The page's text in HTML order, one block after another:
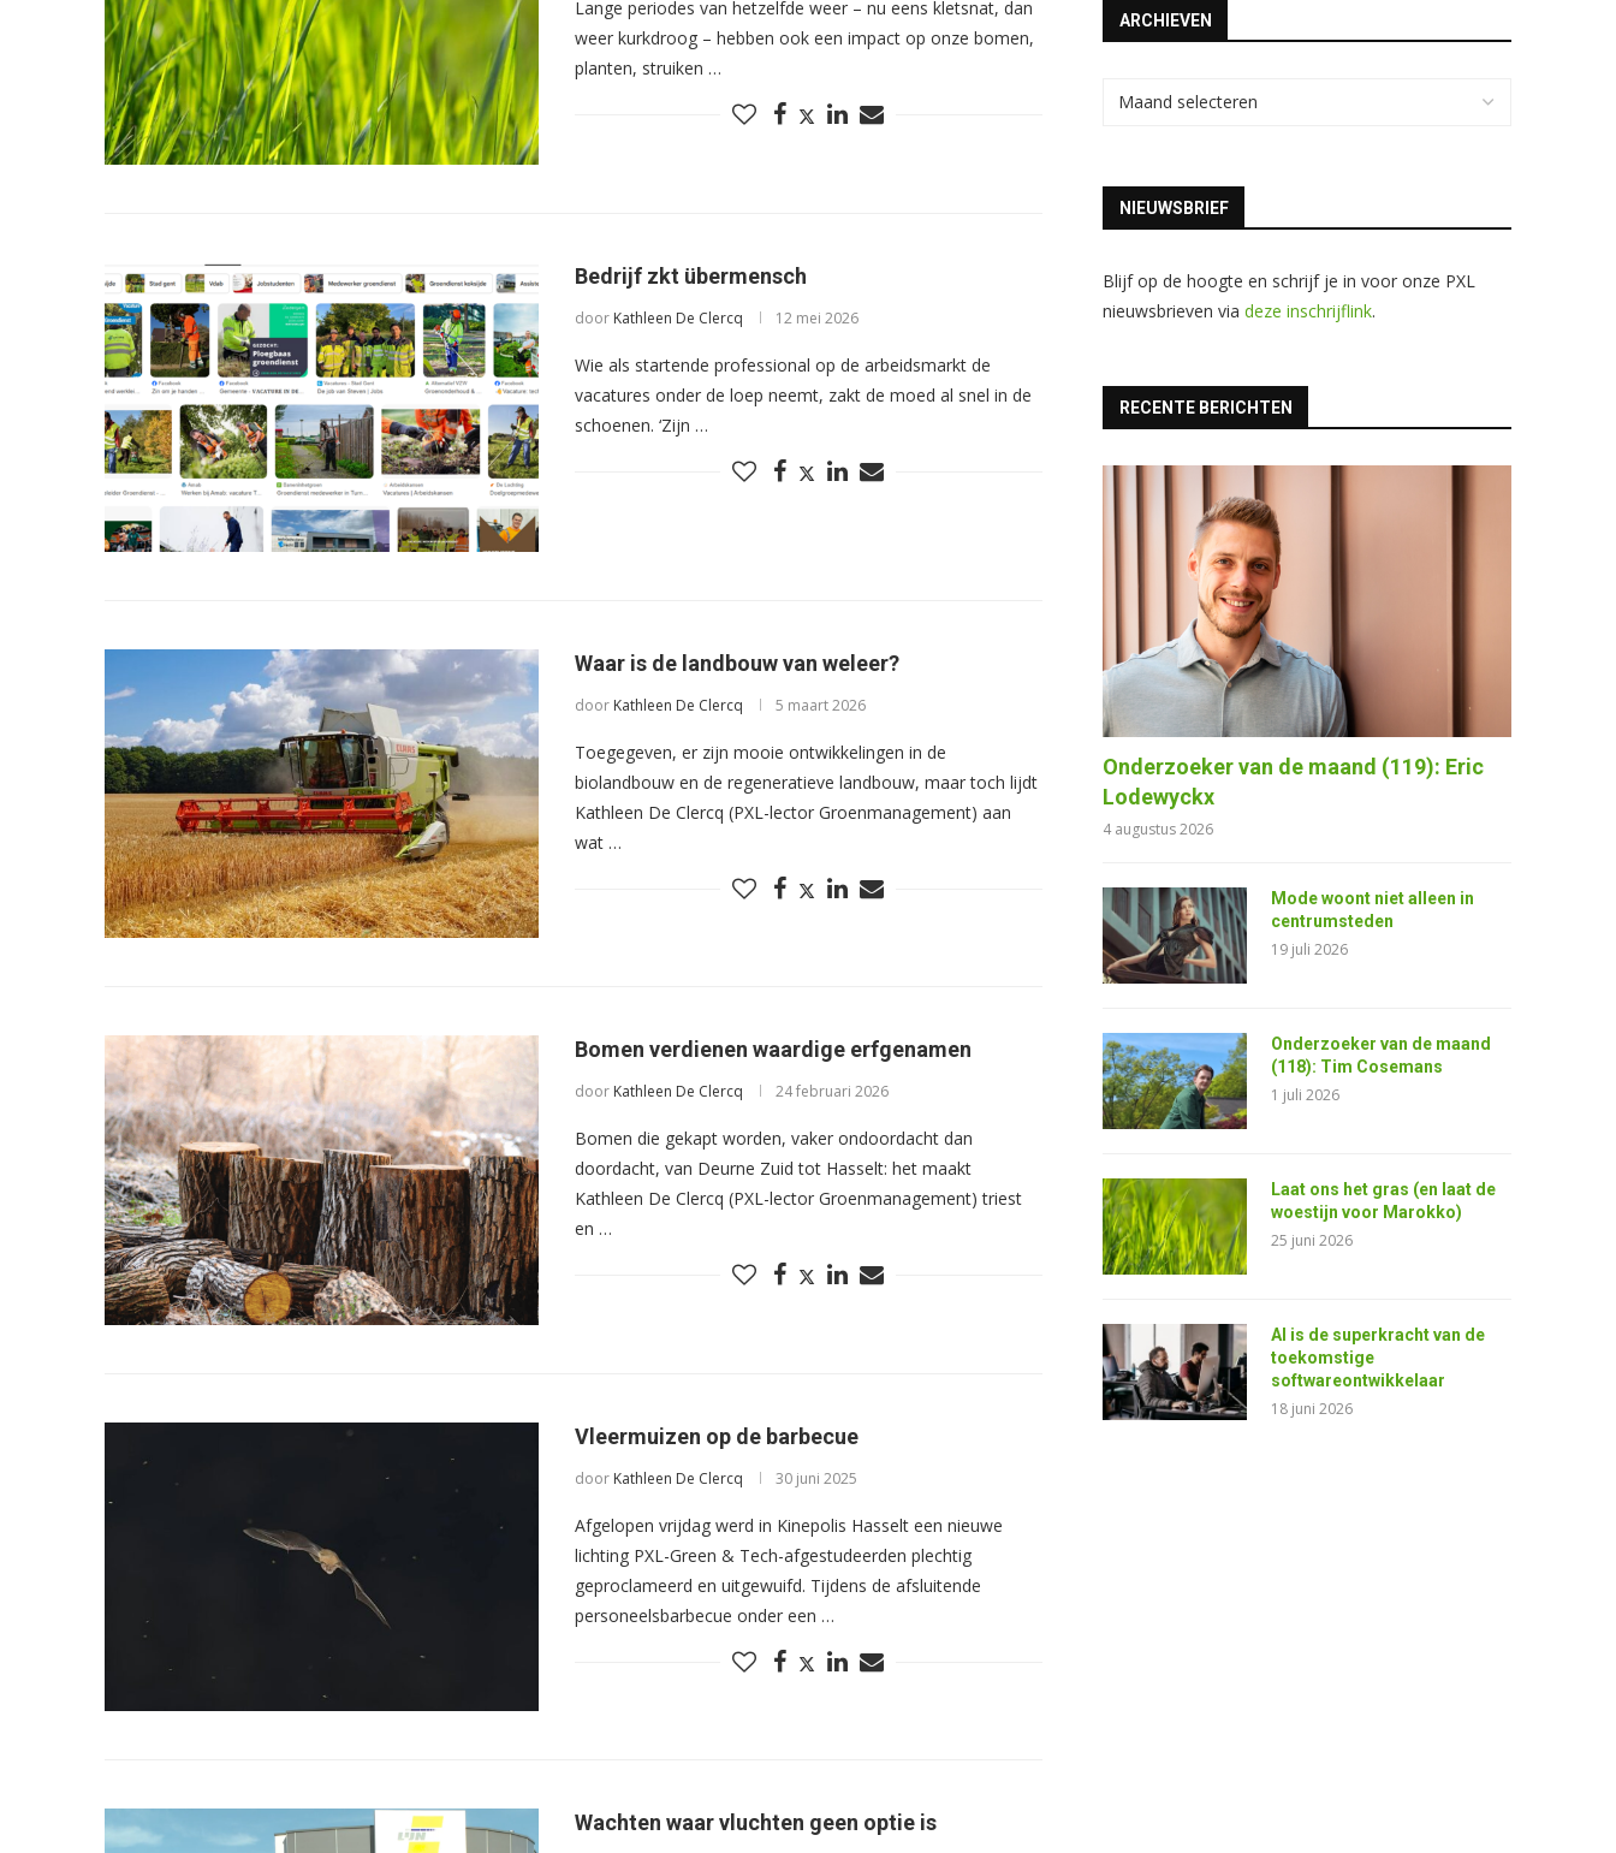
Lange periodes van hetzelfde weer – nu eens kletsnat, dan
weer kurkdroog – hebben ook een impact op onze bomen,
planten, struiken …
Bedrijf zkt übermensch
door Kathleen De Clercq 12 mei 2026
Wie als startende professional op de arbeidsmarkt de
vacatures onder de loep neemt, zakt de moed al snel in de
schoenen. ‘Zijn …
Waar is de landbouw van weleer?
door Kathleen De Clercq 5 maart 2026
Toegegeven, er zijn mooie ontwikkelingen in de
biolandbouw en de regeneratieve landbouw, maar toch lijdt
Kathleen De Clercq (PXL-lector Groenmanagement) aan
wat …
Bomen verdienen waardige erfgenamen
door Kathleen De Clercq 24 februari 2026
Bomen die gekapt worden, vaker ondoordacht dan
doordacht, van Deurne Zuid tot Hasselt: het maakt
Kathleen De Clercq (PXL-lector Groenmanagement) triest
en …
Vleermuizen op de barbecue
door Kathleen De Clercq 30 juni 2025
Afgelopen vrijdag werd in Kinepolis Hasselt een nieuwe
lichting PXL-Green & Tech-afgestudeerden plechtig
geproclameerd en uitgewuifd. Tijdens de afsluitende
personeelsbarbecue onder een …
Wachten waar vluchten geen optie is
ARCHIEVEN
NIEUWSBRIEF
Blijf op de hoogte en schrijf je in voor onze PXL
nieuwsbrieven via deze inschrijflink.
RECENTE BERICHTEN
Onderzoeker van de maand (119): Eric
Lodewyckx
4 augustus 2026
Mode woont niet alleen in
centrumsteden
19 juli 2026
Onderzoeker van de maand
(118): Tim Cosemans
1 juli 2026
Laat ons het gras (en laat de
woestijn voor Marokko)
25 juni 2026
AI is de superkracht van de
toekomstige
softwareontwikkelaar
18 juni 2026